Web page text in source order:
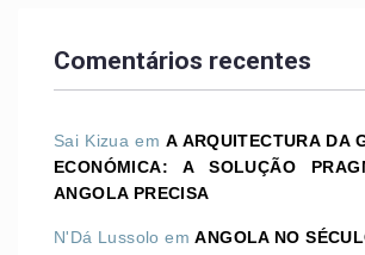
Comentários recentes
Sai Kizua emA ARQUITECTURA DA
ECONÓMICA: A SOLUÇÃO
ANGOLA PRECISA
N'Dá Lussolo emANGOLA NO